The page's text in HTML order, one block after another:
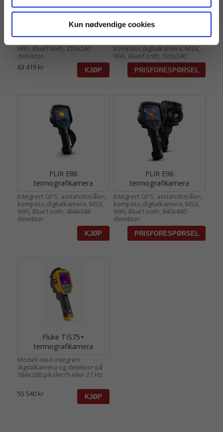
Kun nødvendige cookies
FLIR E54
termografikamera
WiFi, BlueTooth, 320x240
detektor.
63 419 kr
FLIR E76
termografikamera
kompass,digitalkamera, MSX,
WiFi, BlueTooth, 320x240
detektor.
FLIR E86
termografikamera
Integrert GPS, avstandsmåler,
kompass,digitalkamera, MSX,
WiFi, BlueTooth, 464x348
detektor.
FLIR E96
termografikamera
Integrert GPS, avstandsmåler,
kompass,digitalkamera, MSX,
WiFi, BlueTooth, 640x480
detektor.
Fluke TIS75+
termografikamera
Modell med integrert
digitalkamera og detektor på
384x288 piksler/9 eller 27 Hz.
55 540 kr